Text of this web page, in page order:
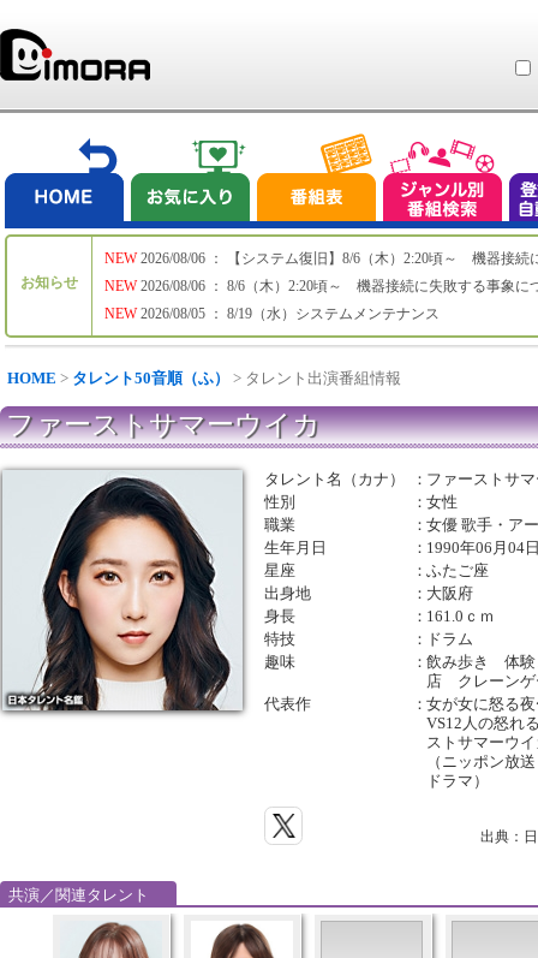
お知らせ
NEW
NEW
NEW
2026/08/06 ： 【システム復旧】8/6（木）2:20頃～ 機器接続
2026/08/06 ： 8/6（木）2:20頃～ 機器接続に失敗する事象に
2026/08/05 ： 8/19（水）システムメンテナンス
HOME > タレント50音順（ふ） > タレント出演番組情報
ファーストサマーウイカ
タレント名（カナ） ： ファーストサ
性別
：女性
職業
：女優 歌手・ア
生年月日
： 1990年06月04
星座
：ふたご座
出身地
： 大阪府
身長
： 161.0ｃｍ
特技
： ドラム
趣味
：飲み歩き 体
店 クレーンゲ
代表作
：女が女に怒る
VS12人の怒れ
ストサマーウ
（ニッポン放
ドラマ）
出典：
共演／関連タレント